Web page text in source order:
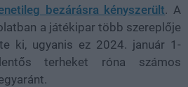
bezárásra kényszerült. A
a játékipar több szereplője
ki, ugyanis ez 2024. január 1-
terheket róna számos